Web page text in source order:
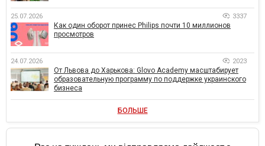
25.07.2026 3337
Как один оборот принес Philips почти 10 миллионов
просмотров
24.07.2026 2023
От Львова до Харькова: Glovo Academy масштабирует
образовательную программу по поддержке украинского
бизнеса
БОЛЬШЕ